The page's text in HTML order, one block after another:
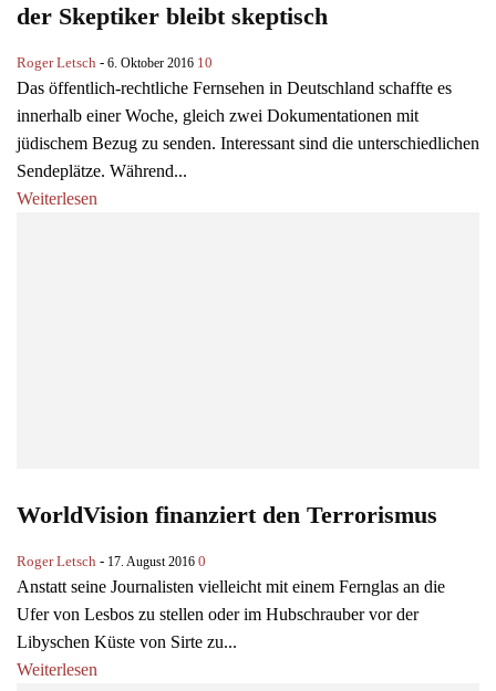
der Skeptiker bleibt skeptisch
Roger Letsch - 6. Oktober 2016 10
Das öffentlich-rechtliche Fernsehen in Deutschland schaffte es
innerhalb einer Woche, gleich zwei Dokumentationen mit
jüdischem Bezug zu senden. Interessant sind die unterschiedlichen
Sendeplätze. Während...
Weiterlesen
WorldVision finanziert den Terrorismus
Roger Letsch - 17. August 2016 0
Anstatt seine Journalisten vielleicht mit einem Fernglas an die
Ufer von Lesbos zu stellen oder im Hubschrauber vor der
Libyschen Küste von Sirte zu...
Weiterlesen